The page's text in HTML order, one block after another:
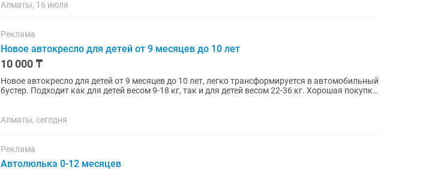
Алматы, 16 июля
Реклама
Новое автокресло для детей от 9 месяцев до 10 лет
10 000 ₸
Новое автокресло для детей от 9 месяцев до 10 лет, легко трансформируется в автомобильный
бустер. Подходит как для детей весом 9-18 кг, так и для детей весом 22-36 кг. Хорошая покупка
Алматы, сегодня
Реклама
Автолюлька 0-12 месяцев